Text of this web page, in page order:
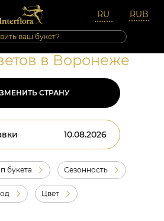
дни
в Воронеже
СТРАНУ
букета Сезонность
Цвет